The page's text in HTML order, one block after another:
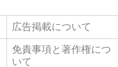
広告掲載について
免責事項と著作権につ
いて